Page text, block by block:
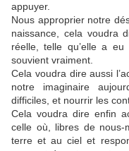
appuyer.
Nous approprier notre
naissance, cela voudra
réelle, telle qu’elle a
souvient vraiment.
Cela voudra dire aussi
notre imaginaire
difficiles, et nourrir les
Cela voudra dire enfin
celle où, libres de nous-
terre et au ciel et